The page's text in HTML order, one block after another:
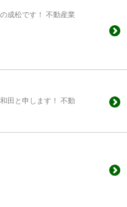
成松です！ 不動産業
田と申します！ 不動